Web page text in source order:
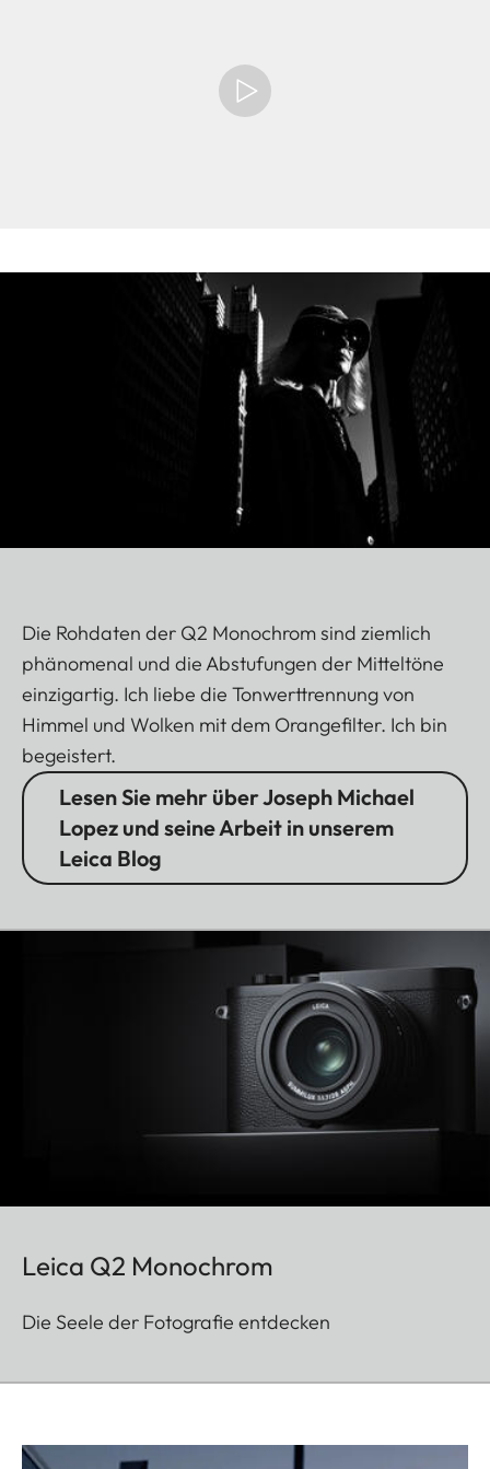
Die Rohdaten der Q2 Monochrom sind ziemlich
phänomenal und die Abstufungen der Mitteltöne
einzigartig. Ich liebe die Tonwerttrennung von
Himmel und Wolken mit dem Orangefilter. Ich bin
begeistert.
Lesen Sie mehr über Joseph Michael
Lopez und seine Arbeit in unserem
Leica Blog
Leica Q2 Monochrom
Die Seele der Fotografie entdecken